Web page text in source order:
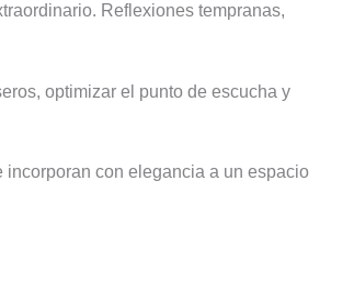
Reflexiones tempranas,
optimizar el punto de escucha y
incorporan con elegancia a un espacio